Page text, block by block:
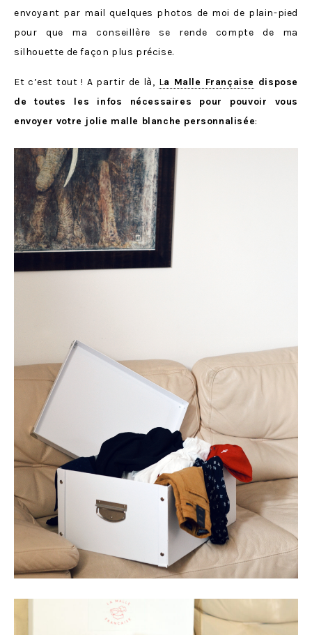
envoyant par mail quelques photos de moi de plain-pied
pour que ma conseillère se rende compte de ma
silhouette de façon plus précise.
Et c’est tout ! A partir de là, La Malle Française dispose
de toutes les infos nécessaires pour pouvoir vous
envoyer votre jolie malle blanche personnalisée: